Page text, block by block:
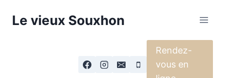
Le vieux Souxhon
Rendez-
vous en